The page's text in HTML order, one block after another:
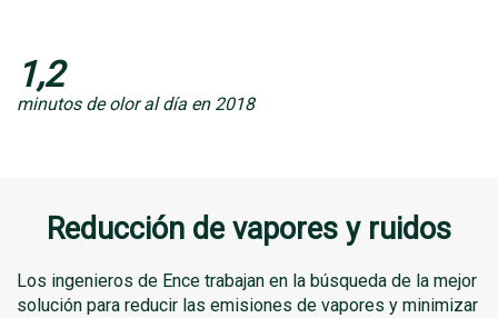
1,2
minutos de olor al día en 2018
Reducción de vapores y ruidos
Los ingenieros de Ence trabajan en la búsqueda de la mejor
solución para reducir las emisiones de vapores y minimizar